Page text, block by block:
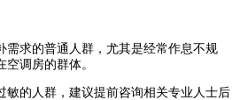
需求的普通人群，尤其是经常作息不规
调房的群体。
敏的人群，建议提前咨询相关专业人士后